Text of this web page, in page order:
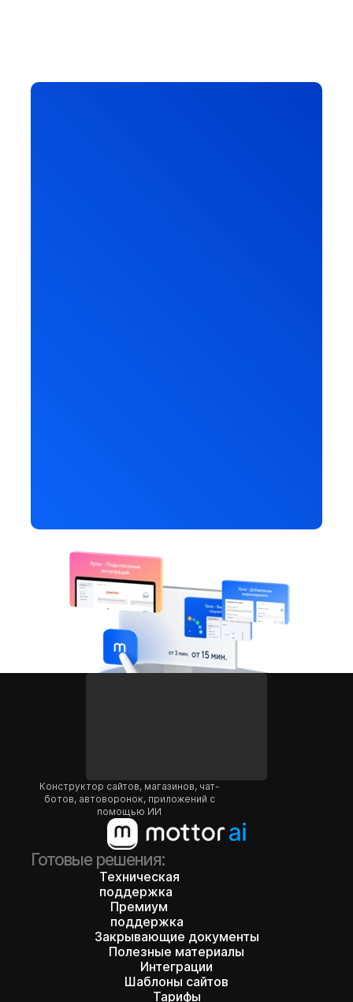
Начните создавать
сайты и зарабатывать
на этом
Вместе с Mottor Campus получите
новую профессию "Специалист по
созданию сайтов" и зарабатывайте от
100к/мес на фрилансе
Конструктор сайтов, магазинов, чат-
ботов, автоворонок, приложений с
помощью ИИ
Готовые решения:
Техническая
поддержка
Премиум
поддержка
Закрывающие документы
Полезные материалы
Интеграции
Шаблоны сайтов
Тарифы